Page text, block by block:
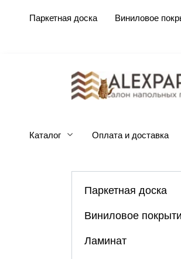
Паркетная доска Виниловое
Каталог Оплата и доставка
Паркетная доска
Виниловое
Ламинат